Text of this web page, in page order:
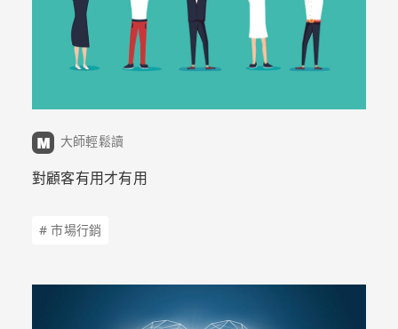
大師輕鬆讀
對顧客有用才有用
# 市場行銷